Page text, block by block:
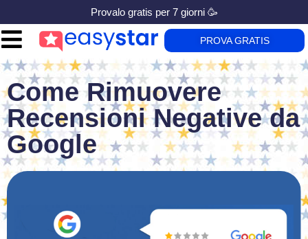
Provalo gratis per 7 giorni 🥳
PROVA GRATIS
Come Rimuovere
Recensioni Negative da
Google